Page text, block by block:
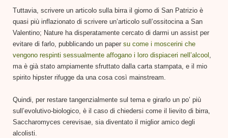
Tuttavia, scrivere un articolo sulla birra il giorno di San Patrizio è
quasi più inflazionato di scrivere un’articolo sull’ossitocina a San
Valentino; Nature ha disperatamente cercato di darmi un assist per
evitare di farlo, pubblicando un paper su come i moscerini che
vengono respinti sessualmente affogano i loro dispiaceri nell’alcool ,
ma è già stato ampiamente sfruttato dalla carta stampata, e il mio
spirito hipster rifugge da una cosa così mainstream.
Quindi, per restare tangenzialmente sul tema e girarlo un po’ più
sull’evolutivo-biologico, è il caso di chiedersi come il lievito di birra,
Saccharomyces cerevisae, sia diventato il miglior amico degli
alcolisti.